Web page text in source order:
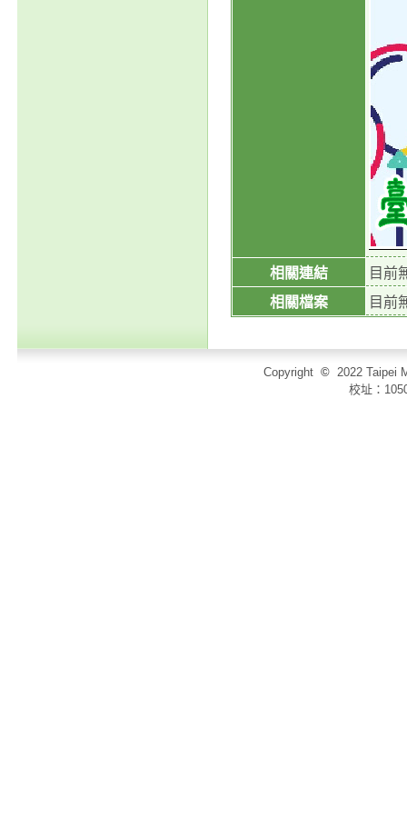
相關連結
目前
相關檔案
目前
Copyright © 2022 Taipei
校址：